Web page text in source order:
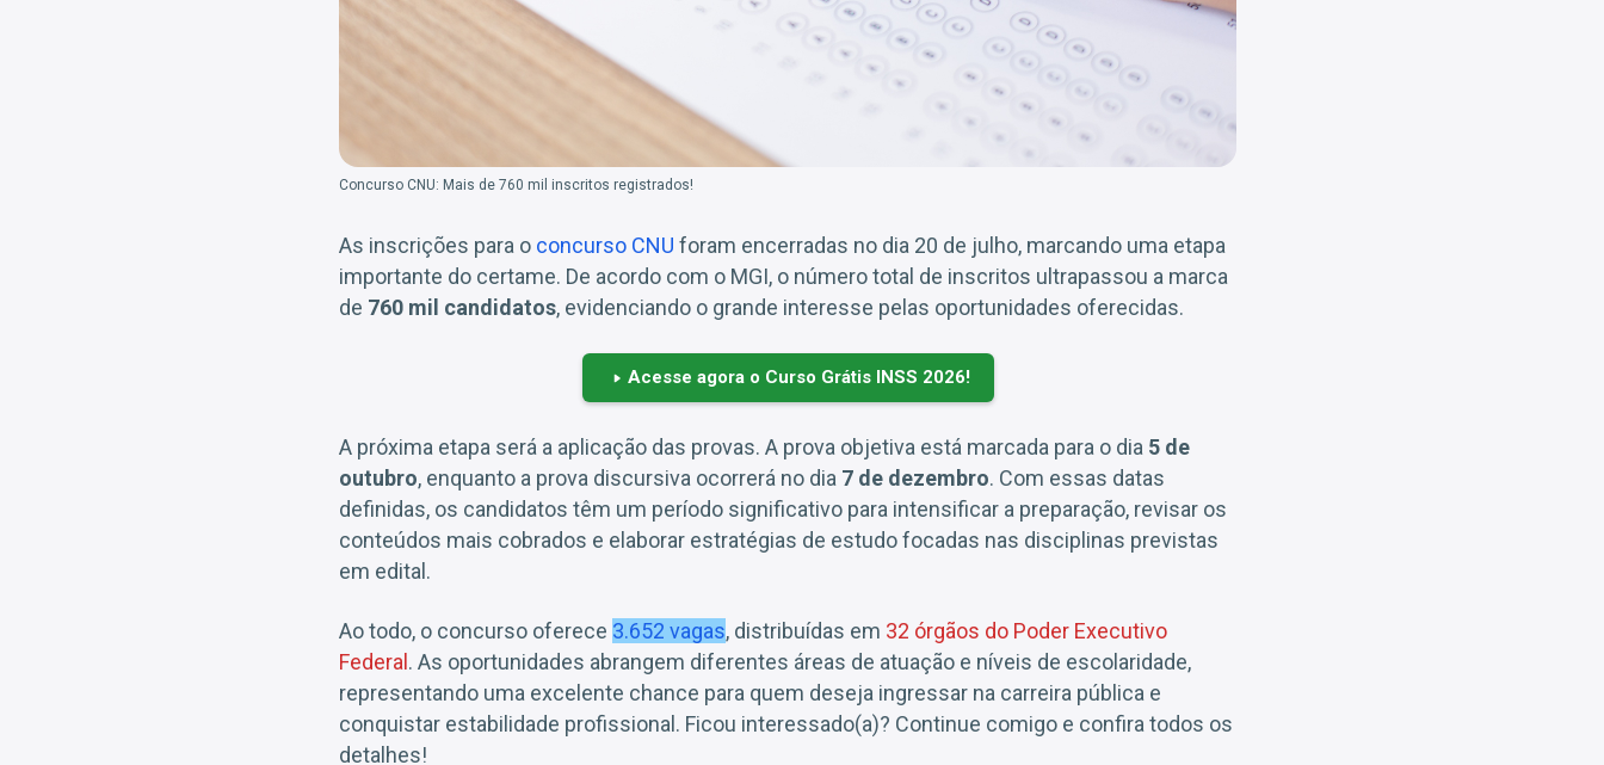
Concurso CNU: Mais de 760 mil inscritos registrados!
As inscrições para o concurso CNU foram encerradas no dia 20 de julho, marcando uma etapa
importante do certame. De acordo com o MGI, o número total de inscritos ultrapassou a marca
de 760 mil candidatos, evidenciando o grande interesse pelas oportunidades oferecidas.
Acesse agora o Curso Grátis INSS 2026!
A próxima etapa será a aplicação das provas. A prova objetiva está marcada para o dia 5 de
outubro, enquanto a prova discursiva ocorrerá no dia 7 de dezembro. Com essas datas
definidas, os candidatos têm um período significativo para intensificar a preparação, revisar os
conteúdos mais cobrados e elaborar estratégias de estudo focadas nas disciplinas previstas
em edital.
Ao todo, o concurso oferece 3.652 vagas, distribuídas em 32 órgãos do Poder Executivo
Federal . As oportunidades abrangem diferentes áreas de atuação e níveis de escolaridade,
representando uma excelente chance para quem deseja ingressar na carreira pública e
conquistar estabilidade profissional. Ficou interessado(a)? Continue comigo e confira todos os
detalhes!